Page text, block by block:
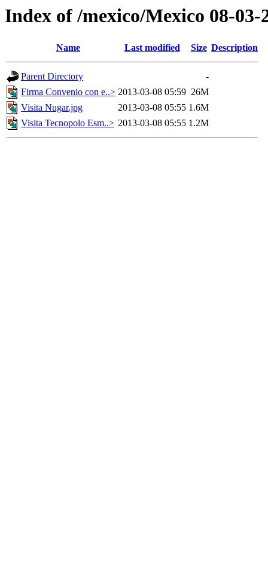
Index of /mexico/Mexico 08-03-
Name Last modified Size Description
Parent Directory
-
Firma Convenio con e..> 2013-03-08 05:59 26M
Visita Nugar.jpg
2013-03-08 05:55 1.6M
Visita Tecnopolo Esm..> 2013-03-08 05:55 1.2M